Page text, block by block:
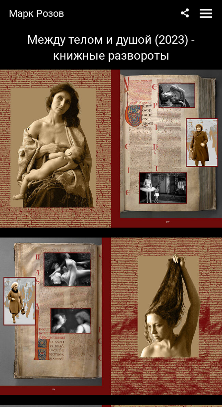
Марк Розов
Между телом и душой (2023) -
книжные развороты